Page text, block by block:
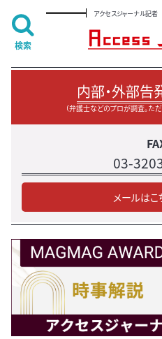
アクセスジャーナル記
内部・外部告
（弁護士などのプロが調査。た
03-
メールはこ
検索